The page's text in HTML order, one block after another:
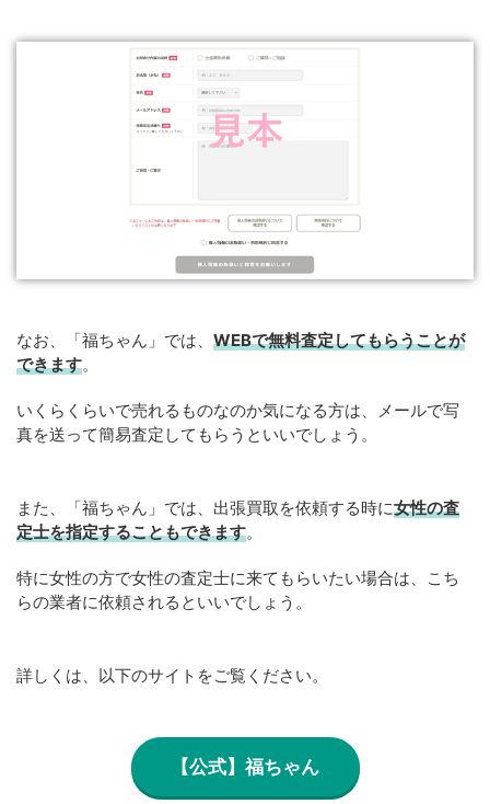
なお、「福ちゃん」では、 WEBで無料査定してもらうことが
できます。
いくらくらいで売れるものなのか気になる方は、メールで写
真を送って簡易査定してもらうといいでしょう。
また、「福ちゃん」では、出張買取を依頼する時に女性の査
定士を指定することもできます。
特に女性の方で女性の査定士に来てもらいたい場合は、こち
らの業者に依頼されるといいでしょう。
詳しくは、以下のサイトをご覧ください。
【公式】福ちゃん